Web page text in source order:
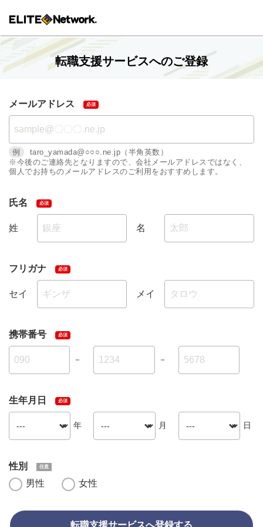
転職支援サービスへのご登録
メールアドレス
例
taro_yamada@○○○.ne.jp（半角英数）
※今後のご連絡先となりますので、会社メールアドレスではなく、
個人でお持ちのメールアドレスのご利用をおすすめします。
氏名
姓 名
フリガナ
セイ メイ
携帯番号
－ －
生年月日
年 月 日
性別
男性
女性
転職支援サービスへ登録する